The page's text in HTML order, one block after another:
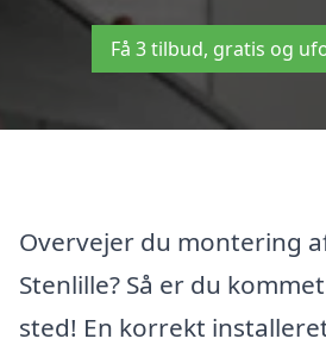
Få 3 tilbud, gratis og
Overvejer du montering
Stenlille? Så er du
sted! En korrekt